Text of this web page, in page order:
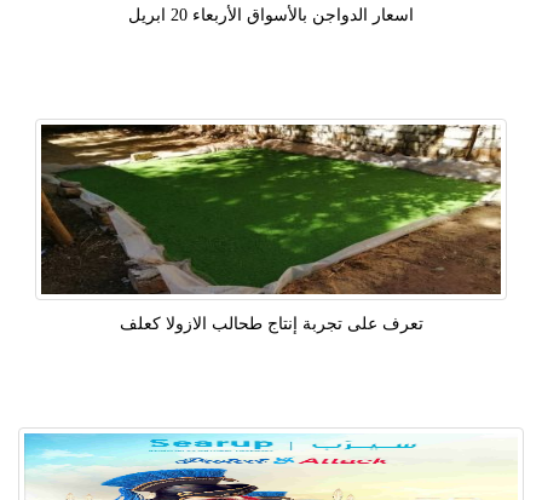
اسعار الدواجن بالأسواق الأربعاء 20 ابريل
تعرف على تجربة إنتاج طحالب الازولا كعلف